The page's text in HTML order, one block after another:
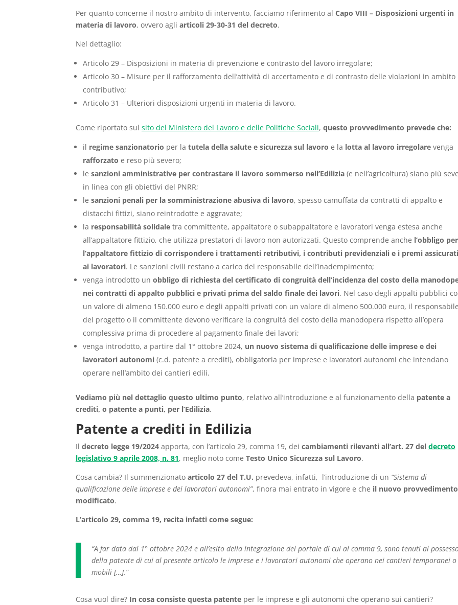
Per quanto concerne il nostro ambito di intervento, facciamo riferimento al Capo VIII – Disposizioni urgenti in
materia di lavoro, ovvero agli articoli 29-30-31 del decreto.
Nel dettaglio:
Articolo 29 – Disposizioni in materia di prevenzione e contrasto del lavoro irregolare;
Articolo 30 – Misure per il rafforzamento dell’attività di accertamento e di contrasto delle violazioni in ambito
contributivo;
Articolo 31 – Ulteriori disposizioni urgenti in materia di lavoro.
Come riportato sul sito del Ministero del Lavoro e delle Politiche Sociali, questo provvedimento prevede che:
il regime sanzionatorio per la tutela della salute e sicurezza sul lavoro e la lotta al lavoro irregolarevenga
rafforzato e reso più severo;
le sanzioni amministrative per contrastare il lavoro sommerso nell’Edilizia (e nell’agricoltura) siano più
in linea con gli obiettivi del PNRR;
le sanzioni penali per la somministrazione abusiva di lavoro, spesso camuffata da contratti di appalto e
distacchi fittizi, siano reintrodotte e aggravate;
la responsabilità solidale tra committente, appaltatore o subappaltatore e lavoratori venga estesa anche
all’appaltatore fittizio, che utilizza prestatori di lavoro non autorizzati. Questo comprende anche l’obbligo per
l’appaltatore fittizio di corrispondere i trattamenti retributivi, i contributi previdenziali e i premi
ai lavoratori. Le sanzioni civili restano a carico del responsabile dell’inadempimento;
venga introdotto un obbligo di richiesta del certificato di congruità dell’incidenza del costo della
nei contratti di appalto pubblici e privati prima del saldo finale dei lavori. Nel caso degli appalti pubblici
un valore di almeno 150.000 euro e degli appalti privati con un valore di almeno 500.000 euro, il
del progetto o il committente devono verificare la congruità del costo della manodopera rispetto all’opera
complessiva prima di procedere al pagamento finale dei lavori;
venga introdotto, a partire dal 1° ottobre 2024, un nuovo sistema di qualificazione delle imprese e dei
lavoratori autonomi(c.d. patente a crediti), obbligatoria per imprese e lavoratori autonomi che intendano
operare nell’ambito dei cantieri edili.
Vediamo più nel dettaglio questo ultimo punto, relativo all’introduzione e al funzionamento della patente a
crediti, o patente a punti, per l’Edilizia.
Patente a crediti in Edilizia
Il decreto legge 19/2024 apporta, con l’articolo 29, comma 19, dei cambiamenti rilevanti all’art. 27 del decreto
legislativo 9 aprile 2008, n. 81, meglio noto come Testo Unico Sicurezza sul Lavoro.
Cosa cambia? Il summenzionato articolo 27 del T.U. prevedeva, infatti, l’introduzione di un “Sistema di
qualificazione delle imprese e dei lavoratori autonomi”, finora mai entrato in vigore e che il nuovo
modificato.
L’articolo 29, comma 19, recita infatti come segue:
“A far data dal 1° ottobre 2024 e all’esito della integrazione del portale di cui al comma 9, sono tenuti al
della patente di cui al presente articolo le imprese e i lavoratori autonomi che operano nei cantieri temporanei o
mobili […].”
Cosa vuol dire?In cosa consiste questa patente per le imprese e gli autonomi che operano sui cantieri?